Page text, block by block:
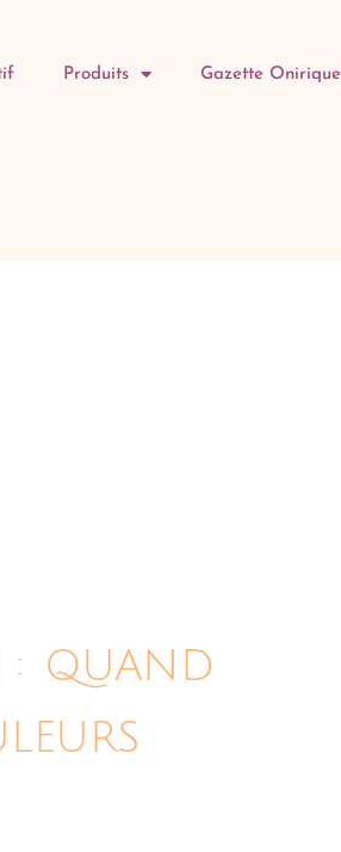
Produits Gazette Onirique
: QUAND